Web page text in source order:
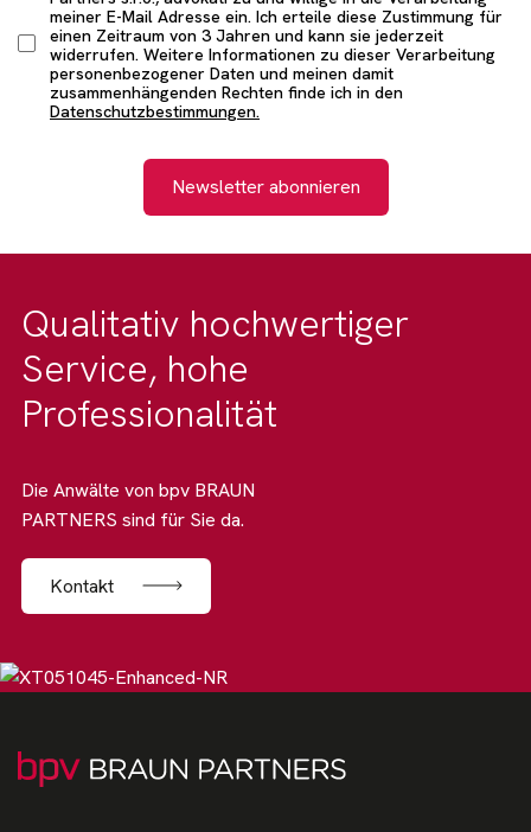
meiner E-Mail Adresse ein. Ich erteile diese Zustimmung für
einen Zeitraum von 3 Jahren und kann sie jederzeit
widerrufen. Weitere Informationen zu dieser Verarbeitung
personenbezogener Daten und meinen damit
zusammenhängenden Rechten finde ich in den
Datenschutzbestimmungen.
Newsletter abonnieren
Qualitativ hochwertiger
Service, hohe
Professionalität
Die Anwälte von bpv BRAUN
PARTNERS sind für Sie da.
Kontakt